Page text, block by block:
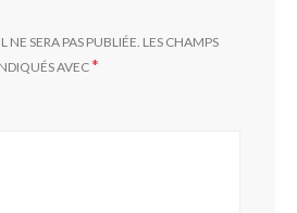
NE SERA PAS PUBLIÉE. LES CHAMPS
AVEC*